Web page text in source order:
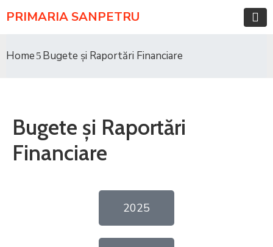
PRIMARIA SANPETRU
Home Bugete şi Raportări Financiare
Bugete şi Raportări
Financiare
2025